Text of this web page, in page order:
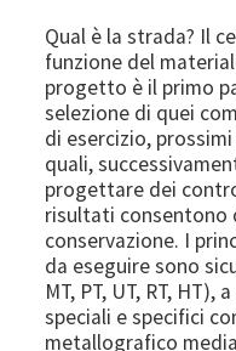
Qual è la strada? Il
funzione del
progetto è il primo
selezione di quei
di esercizio,
quali,
progettare dei
risultati consentono
conservazione. I
da eseguire sono
MT, PT, UT, RT,
speciali e specifici
metallografico